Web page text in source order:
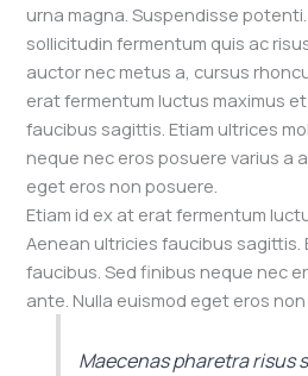
urna magna. Suspendisse
sollicitudin fermentum quis ac
auctor nec metus a, cursus
erat fermentum luctus maximus
faucibus sagittis. Etiam ultrices
neque nec eros posuere varius a
eget eros non posuere.
Etiam id ex at erat fermentum
Aenean ultricies faucibus sagittis.
faucibus. Sed finibus neque nec
ante. Nulla euismod eget eros non
Maecenas pharetra risus